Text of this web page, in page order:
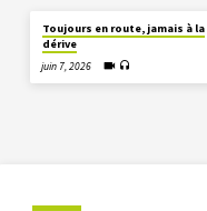
Toujours en route, jamais à la
dérive
juin 7, 2026